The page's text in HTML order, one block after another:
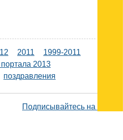
2011
1999-2011
портала 2013
поздравления
Подписывайтесь на наш